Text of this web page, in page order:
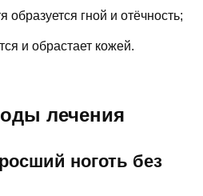
образуется гной и отёчность;
и обрастает кожей.
лечения
ноготь без